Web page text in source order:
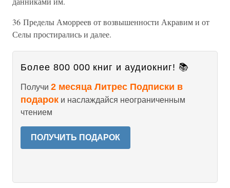
36 Пределы Аморреев от возвышенности Акравим и от
Селы простирались и далее.
Более 800 000 книг и аудиокниг! 📚
Получи 2 месяца Литрес Подписки в
подарок и наслаждайся неограниченным
чтением
ПОЛУЧИТЬ ПОДАРОК